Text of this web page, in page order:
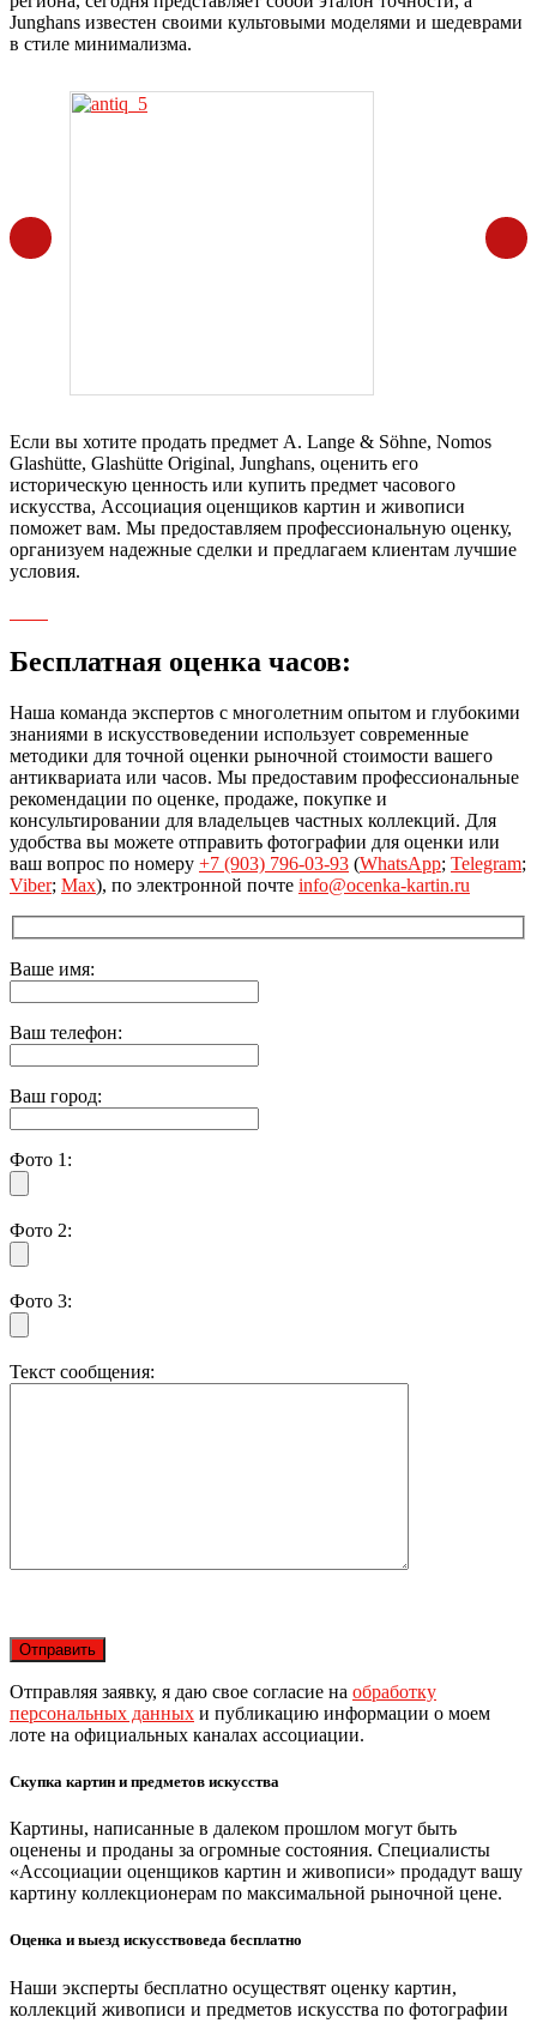
Junghans известен своими культовыми моделями и шедеврами
в стиле минимализма.
Если вы хотите продать предмет A. Lange & Söhne, Nomos
Glashütte, Glashütte Original, Junghans, оценить его
историческую ценность или купить предмет часового
искусства, Ассоциация оценщиков картин и живописи
поможет вам. Мы предоставляем профессиональную оценку,
организуем надежные сделки и предлагаем клиентам лучшие
условия.
Бесплатная оценка часов:
Наша команда экспертов с многолетним опытом и глубокими
знаниями в искусствоведении использует современные
методики для точной оценки рыночной стоимости вашего
антиквариата или часов. Мы предоставим профессиональные
рекомендации по оценке, продаже, покупке и
консультировании для владельцев частных коллекций. Для
удобства вы можете отправить фотографии для оценки или
ваш вопрос по номеру +7 (903) 796-03-93 (WhatsApp; Telegram;
Viber; Max), по электронной почте info@ocenka-kartin.ru
Ваше имя:
Ваш телефон:
Ваш город:
Фото 1:
Фото 2:
Фото 3:
Текст сообщения:
Отправляя заявку, я даю свое согласие на обработку
персональных данных и публикацию информации о моем
лоте на официальных каналах ассоциации.
Скупка картин и предметов искусства
Картины, написанные в далеком прошлом могут быть
оценены и проданы за огромные состояния. Специалисты
«Ассоциации оценщиков картин и живописи» продадут вашу
картину коллекционерам по максимальной рыночной цене.
Оценка и выезд искусствоведа бесплатно
Наши эксперты бесплатно осуществят оценку картин,
коллекций живописи и предметов искусства по фотографии